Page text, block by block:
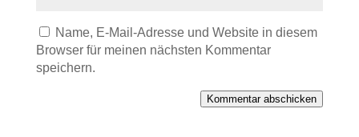
Name, E-Mail-Adresse und Website in diesem
Browser für meinen nächsten Kommentar
speichern.
Kommentar abschicken